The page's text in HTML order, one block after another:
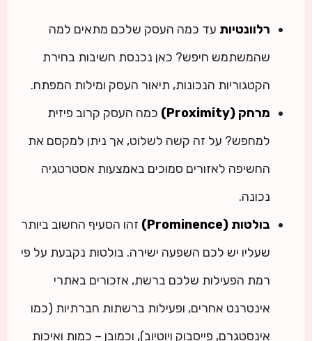
רלוונטיות עד כמה העסק שלכם מתאים למה
שהמשתמש חיפש? כאן נכנסת חשיבות בחירת
הקטגוריות הנכונות, תיאור העסק ומילות המפתח.
מרחק (Proximity)
כמה העסק קרוב פיזית
למחפש? על זה קשה לשלוט, אך ניתן למקסם את
החשיפה לאזורים סמוכים באמצעות אסטרטגיה
נכונה.
בולטות (Prominence)
זהו הסעיף החשוב ביותר
שעליו יש לכם השפעה ישירה. בולטות נקבעת על פי
רמת הפעילות שלכם ברשת, אזכורים באתרי
אינטרנט אחרים, ופעילות ברשתות חברתיות (כמו
אינסטגרם, פייסבוק ויוטיוב), וכמובן – כמות ואיכות